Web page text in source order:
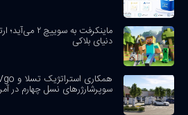
ماینکرفت به
دنیای بلاکی
سوپرشارژرهای نسل چهارم در